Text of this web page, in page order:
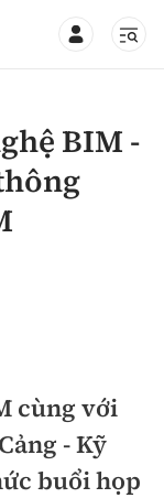
BIM -
cùng với
- Kỹ
buổi họp